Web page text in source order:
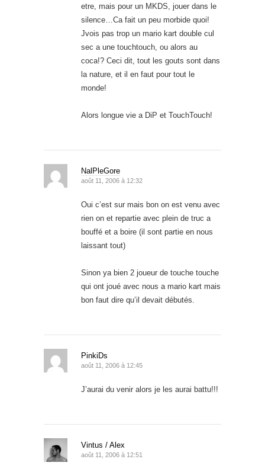
etre, mais pour un MKDS, jouer dans le
silence…Ca fait un peu morbide quoi!
Jvois pas trop un mario kart double cul
sec a une touchtouch, ou alors au
coca!? Ceci dit, tout les gouts sont dans
la nature, et il en faut pour tout le
monde!
Alors longue vie a DiP et TouchTouch!
NalPleGore
août 11, 2006 à 12:32
Oui c’est sur mais bon on est venu avec
rien on et repartie avec plein de truc a
bouffé et a boire (il sont partie en nous
laissant tout)
Sinon ya bien 2 joueur de touche touche
qui ont joué avec nous a mario kart mais
bon faut dire qu’il devait débutés.
PinkiDs
août 11, 2006 à 12:45
J’aurai du venir alors je les aurai battu!!!
Vintus / Alex
août 11, 2006 à 12:51